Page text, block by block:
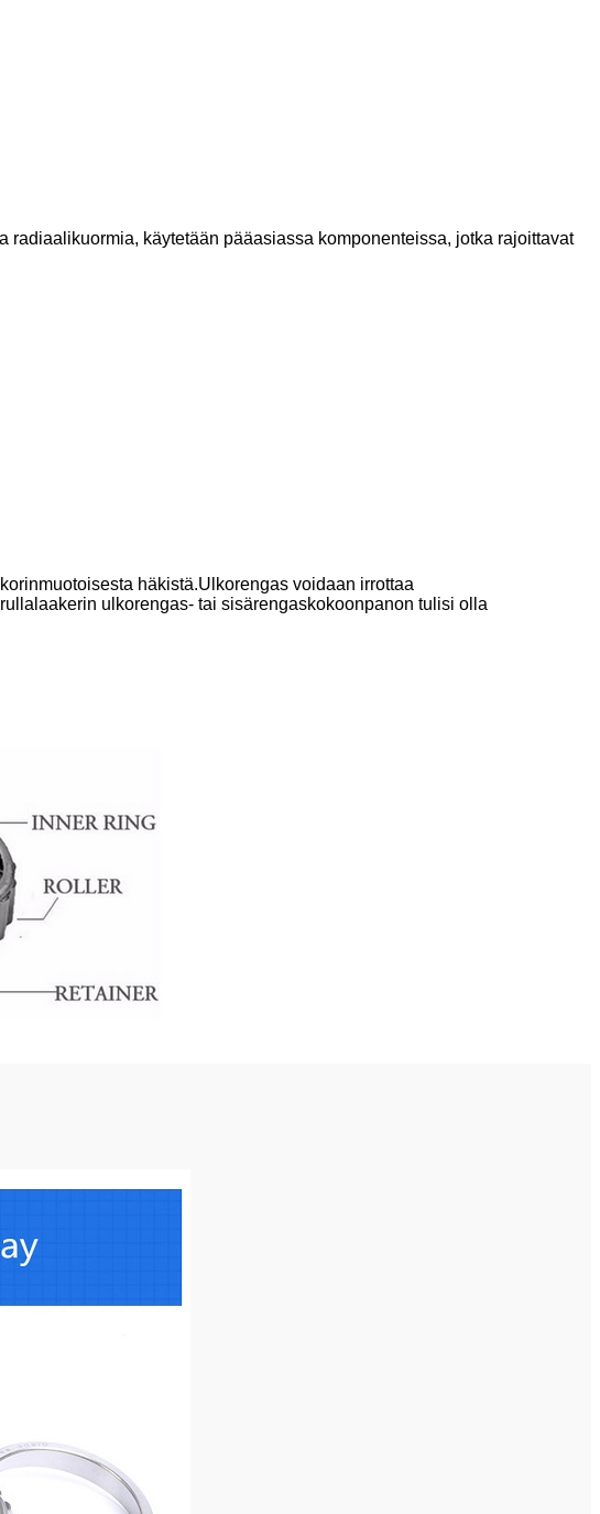
käytetään pääasiassa komponenteissa, jotka rajoittavat
häkistä.Ulkorengas voidaan irrottaa
ulkorengas- tai sisärengaskokoonpanon tulisi olla